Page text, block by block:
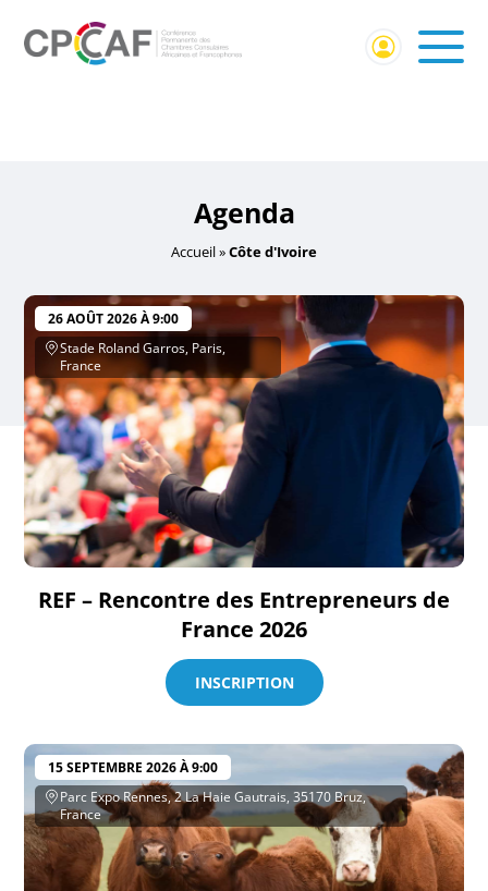
Côte d'Ivoire
Agenda
Accueil»Côte d'Ivoire
26 AOÛT 2026 À 9:00
Stade Roland Garros, Paris,
France
REF – Rencontre des Entrepreneurs de
France 2026
INSCRIPTION
15 SEPTEMBRE 2026 À 9:00
Parc Expo Rennes, 2 La Haie Gautrais, 35170 Bruz,
France